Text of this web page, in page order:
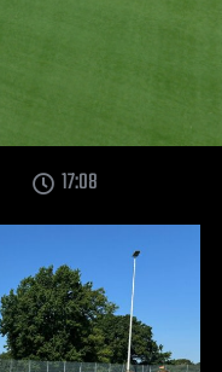
17:08